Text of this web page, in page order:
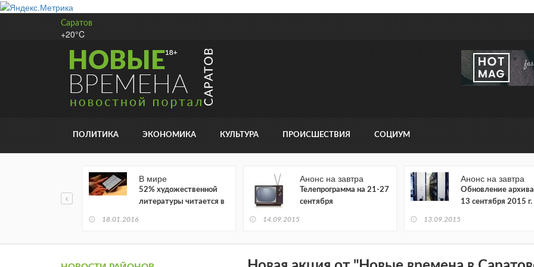
Саратов
+20°C
ПОЛИТИКА ЭКОНОМИКА КУЛЬТУРА ПРОИСШЕСТВИЯ СОЦИУМ
В мире
52% художественной
литературы читается в
18.01.2016
Анонс на завтра
Телепрограмма на 21-27
сентября
14.09.2015
Анонс на завтра
Обновление архива
13 сентября 2015 г.
13.09.2015